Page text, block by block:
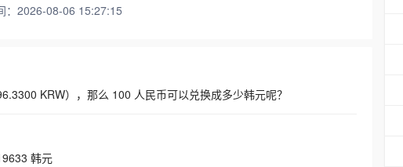
：2026-08-06 15:27:15
KRW），那么 100 人民币可以兑换成多少韩元呢？
韩元